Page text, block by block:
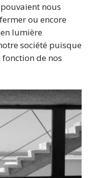
pouvaient nous
ou encore
lumière
société puisque
de nos